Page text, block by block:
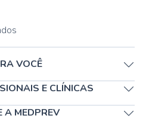
VOCÊ
E CLÍNICAS
A MEDPREV